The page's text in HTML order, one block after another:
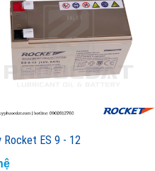
Rocket ES 9 - 12